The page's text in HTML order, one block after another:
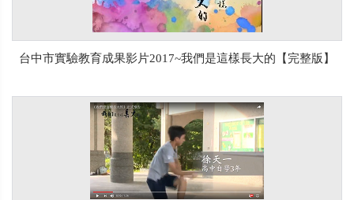
台中市實驗教育成果影片2017~我們是這樣長大的【完整版】